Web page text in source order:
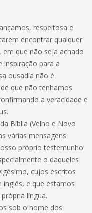
respeitosa e
encontrar qualquer
que não seja achado
inspiração para a
ousadia não é
que não tenhamos
a veracidade e
Bíblia (Velho e Novo
várias mensagens
próprio testemunho
o daqueles
cujos escritos
e que estamos
língua.
sob o nome dos